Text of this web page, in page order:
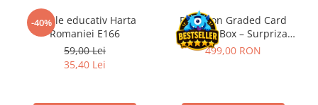
Accesorii TCG
Digimon Card Game
Cardfight!! Vanguard
Weis Schwarz
-40%
Puzzle educativ Harta
Romaniei E166
59,00 Lei
35,40 Lei
Pokemon Graded Card
Mystery Box – Surpriza
perfecta pentru
499,00 RON